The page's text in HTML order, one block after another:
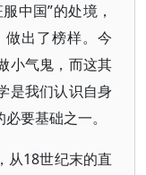
中国”的处境，
出了榜样。今
小气鬼，而这其
是我们认识自身
要基础之一。
从18世纪末的直